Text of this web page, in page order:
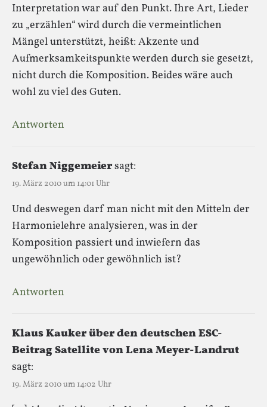
Interpretation war auf den Punkt. Ihre Art, Lieder
zu „erzählen“ wird durch die vermeintlichen
Mängel unterstützt, heißt: Akzente und
Aufmerksamkeitspunkte werden durch sie gesetzt,
nicht durch die Komposition. Beides wäre auch
wohl zu viel des Guten.
Antworten
Stefan Niggemeiersagt:
19. März 2010 um 14:01 Uhr
Und deswegen darf man nicht mit den Mitteln der
Harmonielehre analysieren, was in der
Komposition passiert und inwiefern das
ungewöhnlich oder gewöhnlich ist?
Antworten
Klaus Kauker über den deutschen ESC-
Beitrag Satellite von Lena Meyer-Landrut
sagt:
19. März 2010 um 14:02 Uhr